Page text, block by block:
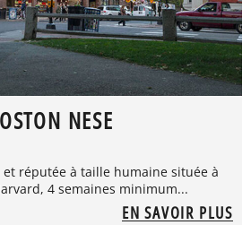
NESE
et réputée à taille humaine située à
4 semaines minimum...
EN SAVOIR PLUS